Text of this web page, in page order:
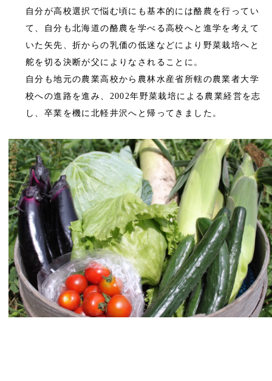
自分が高校選択で悩む頃にも基本的には酪農を行ってい
て、自分も北海道の酪農を学べる高校へと進学を考えて
いた矢先、折からの乳価の低迷などにより野菜栽培へと
舵を切る決断が父によりなされることに。
自分も地元の農業高校から農林水産省所轄の農業者大学
校への進路を進み、2002年野菜栽培による農業経営を志
し、卒業を機に北軽井沢へと帰ってきました。